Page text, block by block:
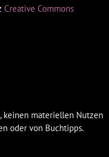
Creative Commons
keinen materiellen Nutzen
oder von Buchtipps.